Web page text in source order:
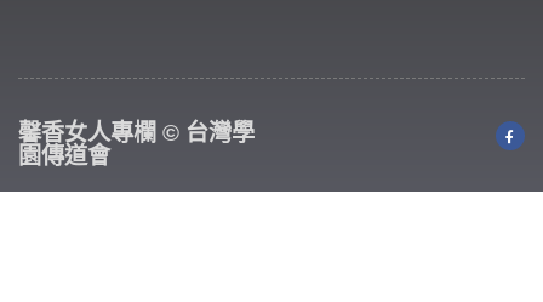
馨香女人專欄 © 台灣學
園傳道會